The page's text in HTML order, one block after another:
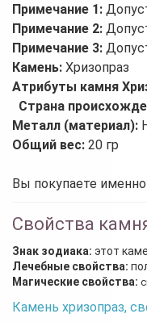
Примечание 1:
Примечание 2:
Примечание 3:
Камень: Хризопраз
Атрибуты камня
Страна
Металл (материал):
Общий вес: 20 гр
Вы покупаете
Свойства
Знак зодиака: этот
Лечебные свойства:
Магические свойства:
Камень хризопраз,